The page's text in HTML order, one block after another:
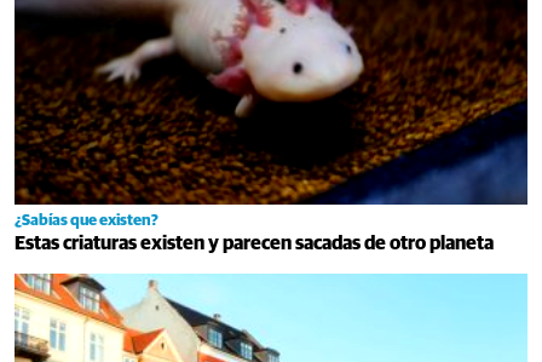
¿Sabías que existen?
Estas criaturas existen y parecen sacadas de otro planeta